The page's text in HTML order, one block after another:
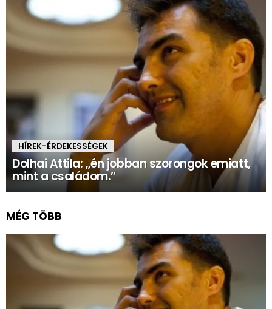
HÍREK-ÉRDEKESSÉGEK
Dolhai Attila: „én jobban szorongok emiatt,
mint a családom.”
MÉG TÖBB